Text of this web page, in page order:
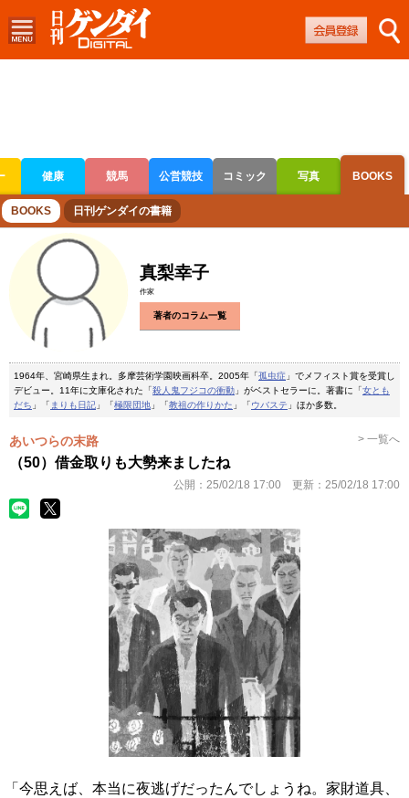
健康 競馬 公営競技 コミック 写真 BOOKS
ボートレース 競輪 オートレース
BOOKS 日刊ゲンダイの書籍
真梨幸子
作家
著者のコラム一覧
1964年、宮崎県生まれ。多摩芸術学園映画科卒。2005年「孤虫症 」でメフィスト賞を受賞し
デビュー。11年に文庫化された「殺人鬼フジコの衝動 」がベストセラーに。著書に「女とも
だち 」「 まりも日記 」「極限団地 」「教祖の作りかた 」「ウバステ 」ほか多数。
あいつらの末路 > 一覧へ
（50）借金取りも大勢来ましたね
公開： 25/02/18 17:00 更新： 25/02/18 17:00
「今思えば、本当に夜逃げだったんでしょうね。家財道具、